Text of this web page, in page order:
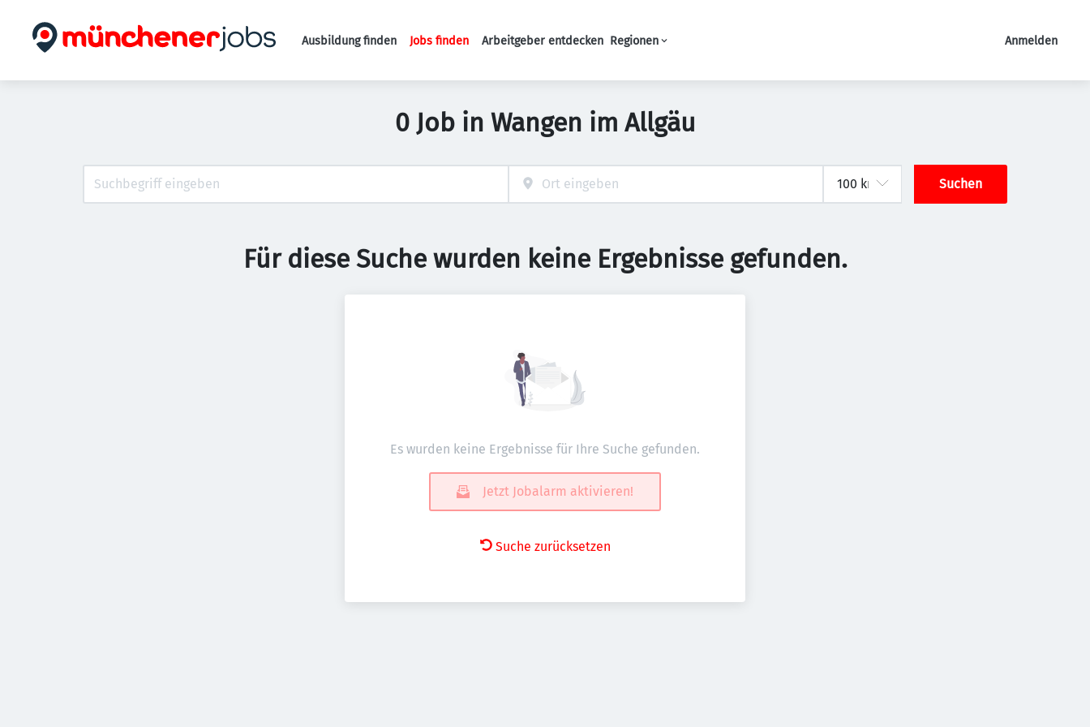
Haupt-Navigation
Ausbildung finden Jobs finden Arbeitgeber entdecken Regionen Anmelden
0 Job in Wangen im Allgäu
Suchen
Für diese Suche wurden keine Ergebnisse gefunden.
Es wurden keine Ergebnisse für Ihre Suche gefunden.
Jetzt Jobalarm aktivieren!
Suche zurücksetzen